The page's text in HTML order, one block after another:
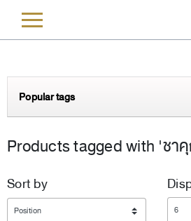
Popular tags
Products tagged with 'ช
Sort by